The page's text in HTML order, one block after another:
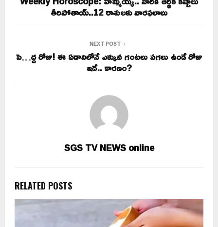
తీరిపోతాయ్..12 రాశులకు వారఫలాలు
NEXT POST
పె…ద్ద రోజు! ఈ ఏడాదిలోనే ఎక్కువ గంటలు పగలు ఉండే రోజు
ఇదే.. కారణం?
SGS TV NEWS online
RELATED POSTS